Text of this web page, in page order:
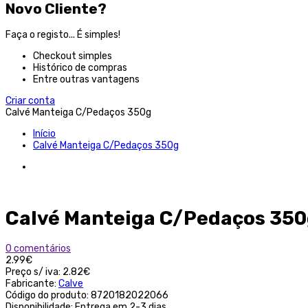
Novo Cliente?
Faça o registo... É simples!
Checkout simples
Histórico de compras
Entre outras vantagens
Criar conta
Calvé Manteiga C/Pedaços 350g
Início
Calvé Manteiga C/Pedaços 350g
Calvé Manteiga C/Pedaços
0 comentários
2.99€
Preço s/ iva: 2.82€
Fabricante: Calve
Código do produto: 8720182022066